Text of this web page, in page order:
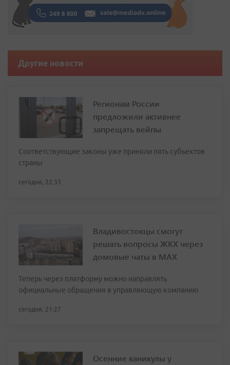
Другие новости
Регионам России
предложили активнее
запрещать вейпы
Соответствующие законы уже приняли пять субъектов
страны
сегодня, 22:33
Владивостокцы смогут
решать вопросы ЖКХ через
домовые чаты в МАХ
Теперь через платформу можно направлять
официальные обращения в управляющую компанию
сегодня, 21:27
Осенние каникулы у